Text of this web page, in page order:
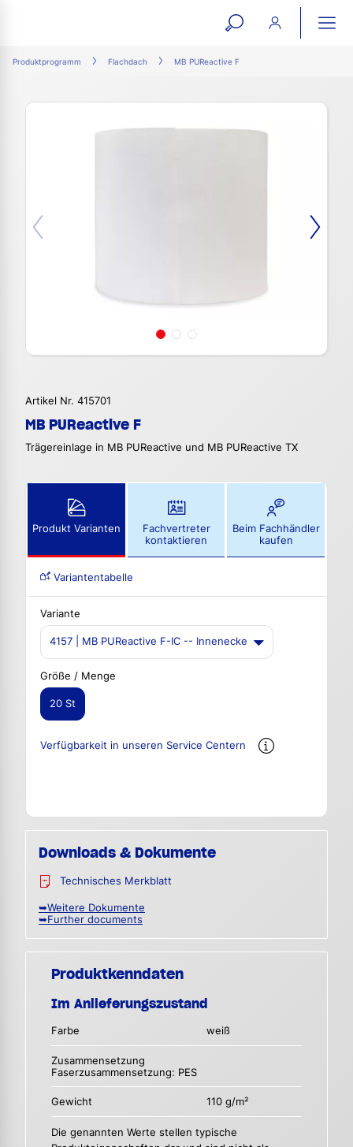
open
search
Produktprogramm Flachdach MB PUReactive F
Artikel Nr. 415701
MB PUReactive F
Trägereinlage in MB PUReactive und MB PUReactive TX
Produkt Varianten
Fachvertreter
kontaktieren
Beim Fachhändler
kaufen
Variantentabelle
Variante
4157 | MB PUReactive F-IC -- Innenecke
Größe / Menge
20 St
Verfügbarkeit in unseren Service Centern
Downloads & Dokumente
Technisches Merkblatt
➥Weitere Dokumente
➥Further documents
Produktkenndaten
Im Anlieferungszustand
Farbe weiß
Zusammensetzung
Faserzusammensetzung: PES
Gewicht 110 g/m²
Die genannten Werte stellen typische